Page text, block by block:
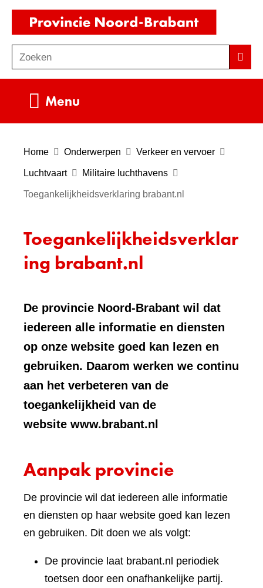
Ga
de
inhoud
o
e
Zoeken
Menu
Home Onderwerpen Verkeer en vervoer
Luchtvaart Militaire luchthavens
Toegankelijkheidsverklaring brabant.nl
Toegankelijkheidsverklar
ing brabant.nl
De provincie Noord-Brabant wil dat
iedereen alle informatie en diensten
op onze website goed kan lezen en
gebruiken. Daarom werken we continu
aan het verbeteren van de
toegankelijkheid van de
website www.brabant.nl
Aanpak provincie
De provincie wil dat iedereen alle informatie
en diensten op haar website goed kan lezen
en gebruiken. Dit doen we als volgt:
De provincie laat brabant.nl periodiek
toetsen door een onafhankelijke partij.